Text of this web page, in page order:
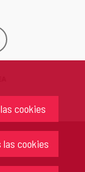
cookies
las cookies